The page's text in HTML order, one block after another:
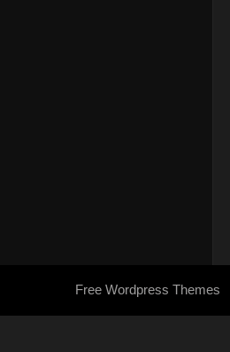
Free Wordpress Themes